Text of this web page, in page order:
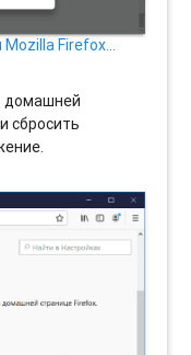
Mozilla Firefox…
домашней
сбросить